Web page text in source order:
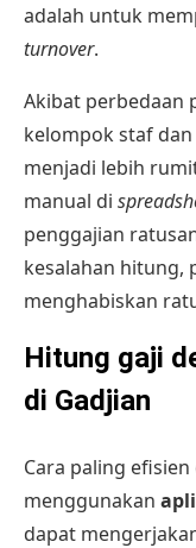
adalah untuk
turnover.
Akibat perbedaan
kelompok staf
menjadi lebih
manual di
penggajian
kesalahan hitung,
menghabiskan
Hitung gaji
di Gadjian
Cara paling
menggunakan
dapat